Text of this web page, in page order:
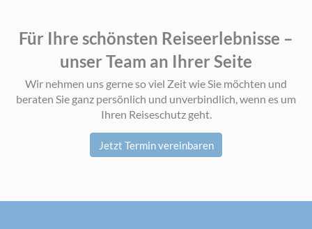
Für Ihre schönsten Reiseerlebnisse –
unser Team an Ihrer Seite
Wir nehmen uns gerne so viel Zeit wie Sie möchten und
beraten Sie ganz persönlich und unverbindlich, wenn es um
Ihren Reiseschutz geht.
Jetzt Termin vereinbaren